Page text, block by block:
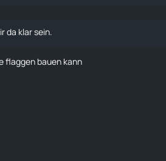
da klar sein.
flaggen bauen kann